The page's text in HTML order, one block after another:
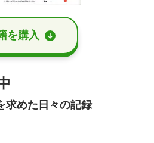
を購⼊
求めた日々の記録